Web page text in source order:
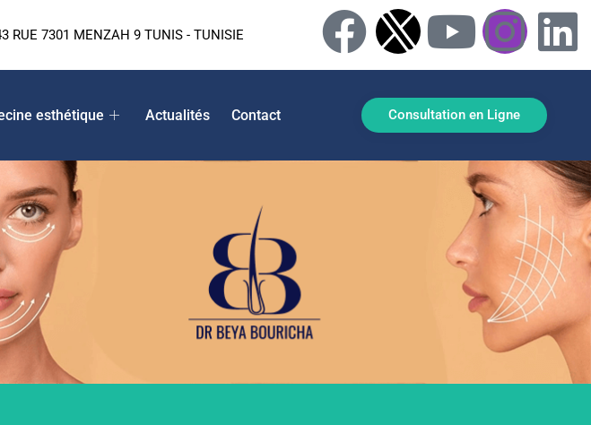
RUE 7301 MENZAH 9 TUNIS - TUNISIE
esthétique Actualités Contact Consultation en Ligne